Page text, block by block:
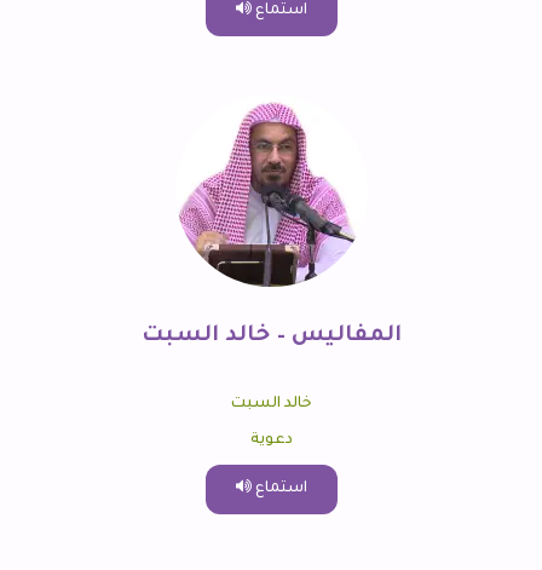
استماع
المفاليس – خالد السبت
خالد السبت
دعوية
استماع